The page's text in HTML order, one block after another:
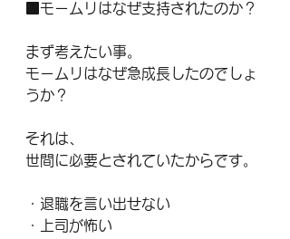
■モームリはなぜ支持されたのか？
まず考えたい事。
モームリはなぜ急成長したのでしょ
うか？
それは、
世間に必要とされていたからです。
・退職を言い出せない
・上司が怖い